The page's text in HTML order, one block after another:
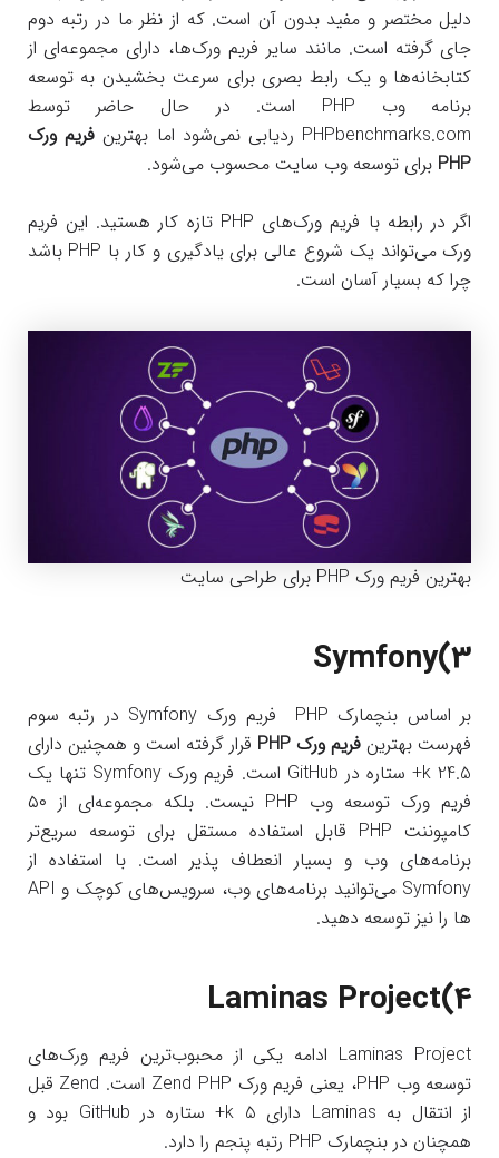
دلیل مختصر و مفید بدون آن است. که از نظر ما در رتبه دوم
جای گرفته است. مانند سایر فریم ورک‌ها، دارای مجموعه‌ای از
کتابخانه‌ها و یک رابط بصری برای سرعت بخشیدن به توسعه
برنامه وب PHP است. در حال حاضر توسط
PHPbenchmarks.com ردیابی نمی‌شود اما بهترین
فریم ورک
PHP برای توسعه وب سایت محسوب می‌شود.
اگر در رابطه با فریم ورک‌های PHP تازه کار هستید. این فریم
ورک می‌تواند یک شروع عالی برای یادگیری و کار با PHP باشد
چرا که بسیار آسان است.
بهترین فریم ورک PHP برای طراحی سایت
Symfony(3
بر اساس بنچمارک PHP فریم ورک Symfony در رتبه سوم
فهرست بهترین فریم ورک PHP
قرار گرفته است و همچنین دارای
k 24.5+ ستاره در GitHub است. فریم ورک Symfony تنها یک
فریم ورک توسعه وب PHP نیست. بلکه مجموعه‌ای از ۵۰
کامپوننت PHP قابل استفاده مستقل برای توسعه سریع‌تر
برنامه‌های وب و بسیار انعطاف پذیر است. با استفاده از
Symfony می‌توانید برنامه‌های وب، سرویس‌های کوچک و API
ها را نیز توسعه دهید.
Laminas Project(4
Laminas Project ادامه یکی از محبوب‌ترین فریم ورک‌های
توسعه وب PHP، یعنی فریم ورک Zend PHP است. Zend قبل
از انتقال به Laminas دارای k 5+ ستاره در GitHub بود و
همچنان در بنچمارک PHP رتبه پنجم را دارد.